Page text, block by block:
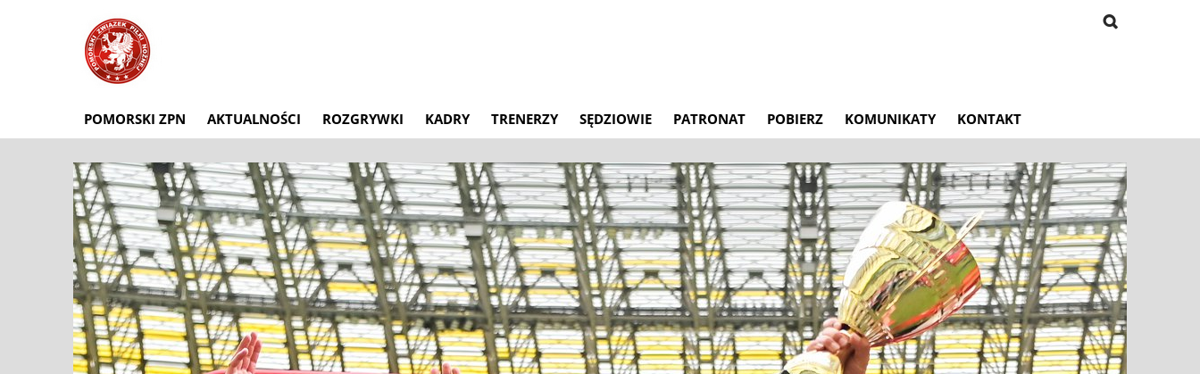
POMORSKI ZPN AKTUALNOŚCI ROZGRYWKI KADRY TRENERZY SĘDZIOWIE PATRONAT POBIERZ KOMUNIKATY KONTAKT